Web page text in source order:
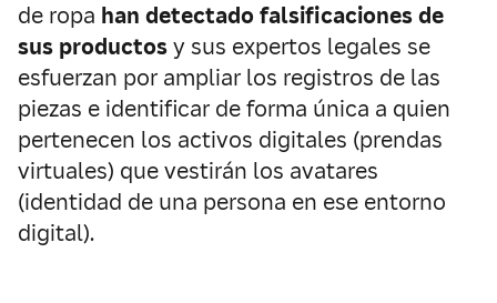
de ropa han detectado falsificaciones de
sus productosy sus expertos legales se
esfuerzan por ampliar los registros de las
piezas e identificar de forma única a quien
pertenecen los activos digitales (prendas
virtuales) que vestirán los avatares
(identidad de una persona en ese entorno
digital).